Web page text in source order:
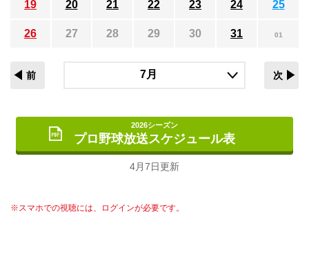
19 20 21 22 23 24 25
26 27 28 29 30 31 01
前 次
2026シーズン
プロ野球放送スケジュール表
4月7日更新
※スマホでの視聴には、ログインが必要です。